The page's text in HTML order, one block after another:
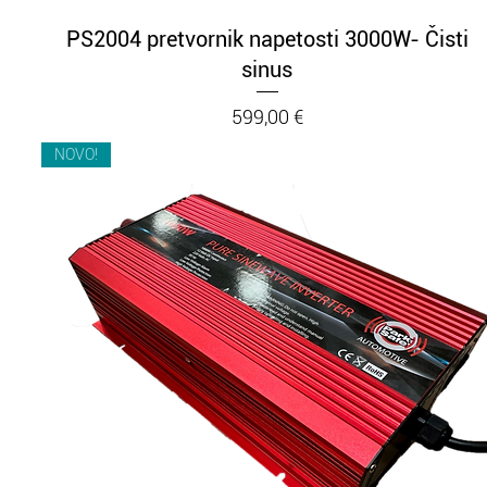
Hiter ogled
PS2004 pretvornik napetosti 3000W- Čisti
sinus
Cena
599,00 €
NOVO!